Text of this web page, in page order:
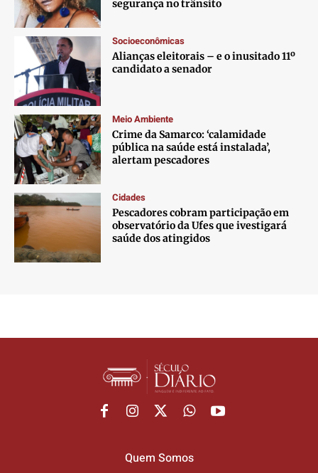
segurança no trânsito
Socioeconômicas
Alianças eleitorais – e o inusitado 11º
candidato a senador
Meio Ambiente
Crime da Samarco: ‘calamidade
pública na saúde está instalada’,
alertam pescadores
Cidades
Pescadores cobram participação em
observatório da Ufes que ivestigará
saúde dos atingidos
Quem Somos